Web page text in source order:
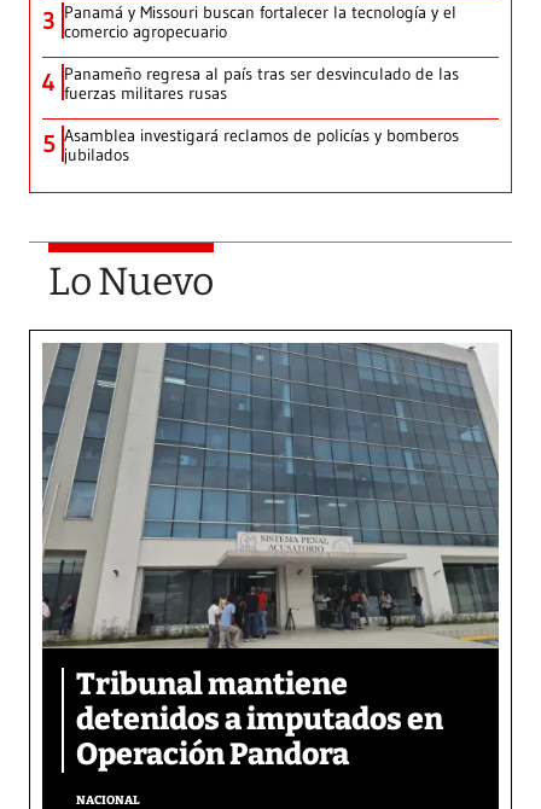
3 Panamá y Missouri buscan fortalecer la tecnología y el
comercio agropecuario
4 Panameño regresa al país tras ser desvinculado de las
fuerzas militares rusas
5 Asamblea investigará reclamos de policías y bomberos
jubilados
Lo Nuevo
Tribunal mantiene
detenidos a imputados en
Operación Pandora
NACIONAL